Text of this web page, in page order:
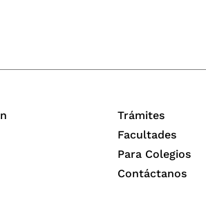
Trámites
Facultades
Para Colegios
Contáctanos